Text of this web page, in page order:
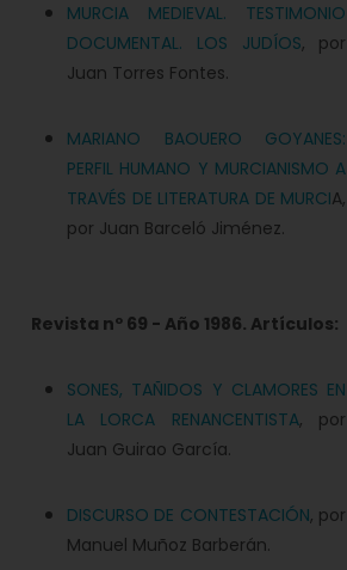
MURCIA MEDIEVAL. TESTIMONIO
DOCUMENTAL. LOS JUDÍOS, por
Juan Torres Fontes.
MARIANO BAOUERO GOYANES:
PERFIL HUMANO Y MURCIANISMO A
TRAVÉS DE LITERATURA DE MURCIA,
por Juan Barceló Jiménez.
Revista nº 69 - Año 1986. Artículos:
SONES, TAÑIDOS Y CLAMORES EN
LA LORCA RENANCENTISTA, por
Juan Guirao García.
DISCURSO DE CONTESTACIÓN, por
Manuel Muñoz Barberán.